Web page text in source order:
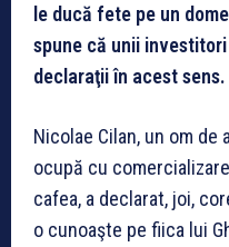
le ducă fete pe un
spune că unii
declaraţii în acest sens.
Nicolae Cilan, un om
ocupă cu
cafea, a declarat, joi,
o cunoaşte pe fiica lui